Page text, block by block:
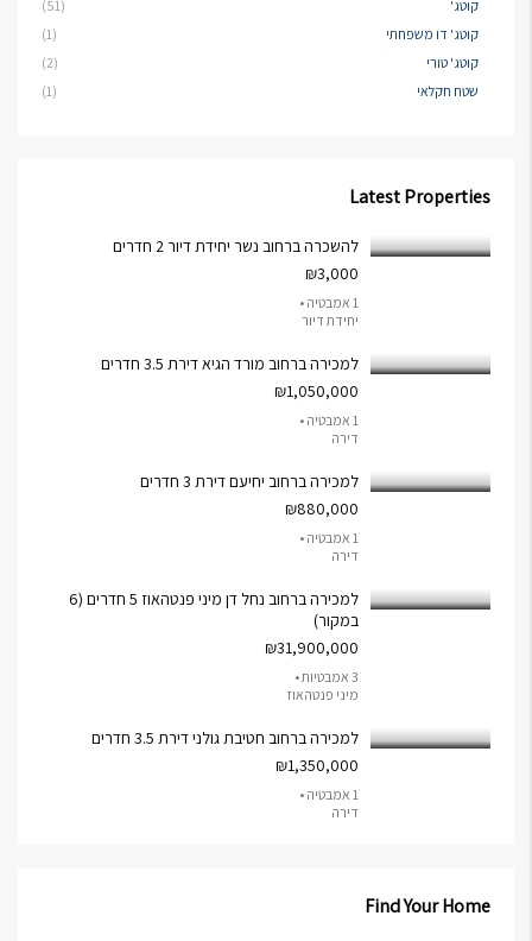
קוטג'
(51)
קוטג' דו משפחתי
(1)
קוטג' טורי
(2)
שטח חקלאי
(1)
Latest Properties
להשכרה ברחוב נשר יחידת דיור 2 חדרים
₪3,000
1 אמבטיה •
יחידת דיור
למכירה ברחוב מורד הגיא דירת 3.5 חדרים
₪1,050,000
1 אמבטיה •
דירה
למכירה ברחוב יחיעם דירת 3 חדרים
₪880,000
1 אמבטיה •
דירה
למכירה ברחוב נחל דן מיני פנטהאוז 5 חדרים (6
במקור)
₪31,900,000
3 אמבטיות •
מיני פנטהאוז
למכירה ברחוב חטיבת גולני דירת 3.5 חדרים
₪1,350,000
1 אמבטיה •
דירה
Find Your Home